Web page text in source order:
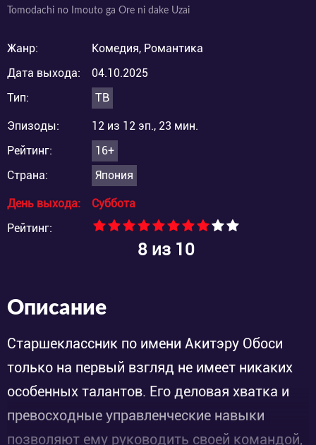
Tomodachi no Imouto ga Ore ni dake Uzai
Жанр:
Комедия, Романтика
Дата выхода:
04.10.2025
Тип:
ТВ
Эпизоды:
12 из 12 эп., 23 мин.
Рейтинг:
16+
Страна:
Япония
День выхода:
Суббота
Рейтинг:
8из 10
Описание
Старшеклассник по имени Акитэру Обоси
только на первый взгляд не имеет никаких
особенных талантов. Его деловая хватка и
превосходные управленческие навыки
позволяют ему руководить своей командой,